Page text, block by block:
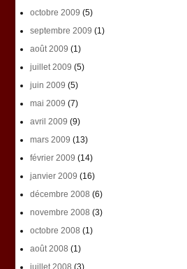
octobre 2009 (5)
septembre 2009 (1)
août 2009 (1)
juillet 2009 (5)
juin 2009 (5)
mai 2009 (7)
avril 2009 (9)
mars 2009 (13)
février 2009 (14)
janvier 2009 (16)
décembre 2008 (6)
novembre 2008 (3)
octobre 2008 (1)
août 2008 (1)
juillet 2008 (3)